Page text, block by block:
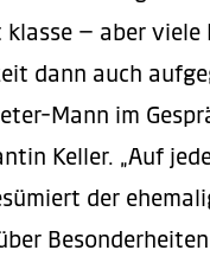
– aber
dann auch
Mann im
Keller. „Auf
der